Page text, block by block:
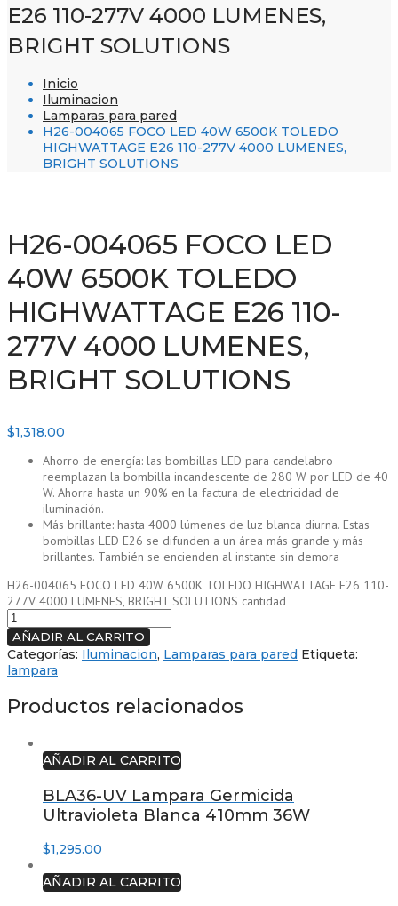
E26 110-277V 4000 LUMENES,
BRIGHT SOLUTIONS
Inicio
Iluminacion
Lamparas para pared
H26-004065 FOCO LED 40W 6500K TOLEDO
HIGHWATTAGE E26 110-277V 4000 LUMENES,
BRIGHT SOLUTIONS
H26-004065 FOCO LED
40W 6500K TOLEDO
HIGHWATTAGE E26 110-
277V 4000 LUMENES,
BRIGHT SOLUTIONS
$1,318.00
Ahorro de energía: las bombillas LED para candelabro
reemplazan la bombilla incandescente de 280 W por LED de 40
W. Ahorra hasta un 90% en la factura de electricidad de
iluminación.
Más brillante: hasta 4000 lúmenes de luz blanca diurna. Estas
bombillas LED E26 se difunden a un área más grande y más
brillantes. También se encienden al instante sin demora
H26-004065 FOCO LED 40W 6500K TOLEDO HIGHWATTAGE E26 110-
277V 4000 LUMENES, BRIGHT SOLUTIONS cantidad
AÑADIR AL CARRITO
Categorías: Iluminacion, Lamparas para pared Etiqueta:
lampara
Productos relacionados
AÑADIR AL CARRITO
BLA36-UV Lampara Germicida
Ultravioleta Blanca 410mm 36W
$1,295.00
AÑADIR AL CARRITO